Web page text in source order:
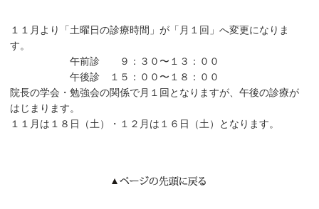
１１月より「土曜日の診療時間」が「月１回」へ変更になりま
す。
午前診 ９：３０〜１３：００
午後診 １５：００〜１８：００
院長の学会・勉強会の関係で月１回となりますが、午後の診療が
はじまります。
１１月は１８日（土）・１２月は１６日（土）となります。